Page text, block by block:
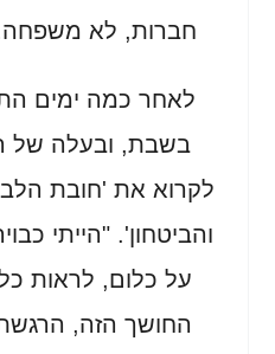
חברות, לא
לאחר כמה ימים
בשבת, ובעלה של
לקרוא את 'חובת
והביטחון'. "הייתי
על כלום, לראות
החושך הזה,